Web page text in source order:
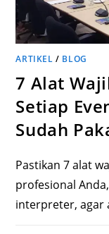
ARTIKEL / BLOG
7 Alat
Setiap
Sudah
Pastikan 7 alat
profesional
interpreter, agar